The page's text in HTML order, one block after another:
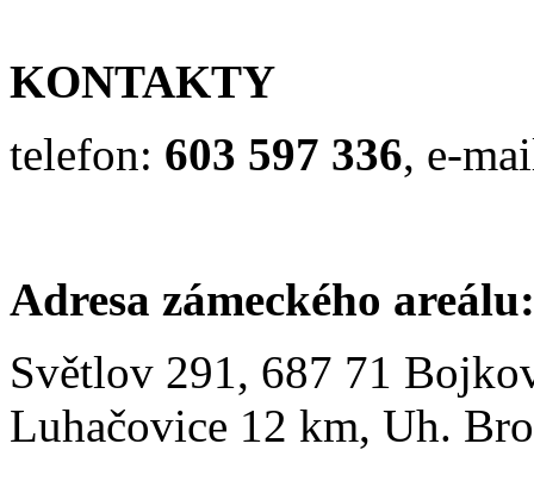
KONTAKTY
telefon: 603 597 336, e-
Adresa zámeckého areálu:
Světlov 291, 687 71
Luhačovice 12 km, Uh.